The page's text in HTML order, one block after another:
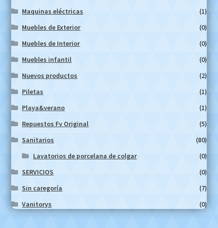
Maquinas eléctricas
(1)
Muebles de Exterior
(0)
Muebles de Interior
(0)
Muebles infantil
(0)
Nuevos productos
(2)
Piletas
(1)
Playa&verano
(1)
Repuestos Fv Original
(5)
Sanitarios
(80)
Lavatorios de porcelana de colgar
(0)
SERVICIOS
(0)
Sin caregoría
(7)
Vanitorys
(0)